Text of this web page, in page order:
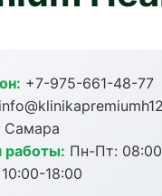
+7-975-661-48-77
Самара
Пн-Пт:
18:00